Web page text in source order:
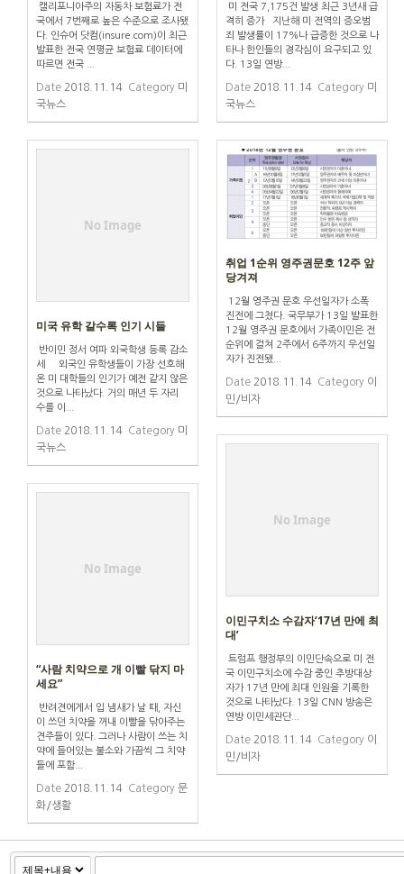
미 전국 7,175건 발생 최근 3년새 급
격히 증가 지난해 미 전역의 증오범
죄 발생률이 17%나 급증한 것으로 나
타나 한인들의 경각심이 요구되고 있
다. 13일 연방...
Date 2018.11.14 Category 미
국뉴스
캘리포니아주의 자동차 보험료가 전
국에서 7번째로 높은 수준으로 조사됐
다. 인슈어 닷컴(insure.com)이 최근
발표한 전국 연평균 보험료 데이터에
따르면 전국 ...
Date 2018.11.14 Category 미
국뉴스
No Image
미국 유학 갈수록 인기 시들
반이민 정서 여파 외국학생 등록 감소
세 외국인 유학생들이 가장 선호해
온 미 대학들의 인기가 예전 같지 않은
것으로 나타났다. 거의 매년 두 자리
수를 이...
Date 2018.11.14 Category 미
국뉴스
취업 1순위 영주권문호 12주 앞
당겨져
12월 영주권 문호 우선일자가 소폭
진전에 그쳤다. 국무부가 13일 발표한
12월 영주권 문호에서 가족이민은 전
순위에 걸쳐 2주에서 6주까지 우선일
자가 진전됐...
Date 2018.11.14 Category 이
민/비자
No Image
이민구치소 수감자‘17년 만에 최
대’
트럼프 행정부의 이민단속으로 미 전
국 이민구치소에 수감 중인 추방대상
자가 17년 만에 최대 인원을 기록한
것으로 나타났다. 13일 CNN 방송은
연방 이민세관단...
Date 2018.11.14 Category 이
민/비자
No Image
“사람 치약으로 개 이빨 닦지 마
세요”
반려견에게서 입 냄새가 날 때, 자신
이 쓰던 치약을 꺼내 이빨을 닦아주는
견주들이 있다. 그러나 사람이 쓰는 치
약에 들어있는 불소와 가끔씩 그 치약
들에 포함...
Date 2018.11.14 Category 문
화/생활